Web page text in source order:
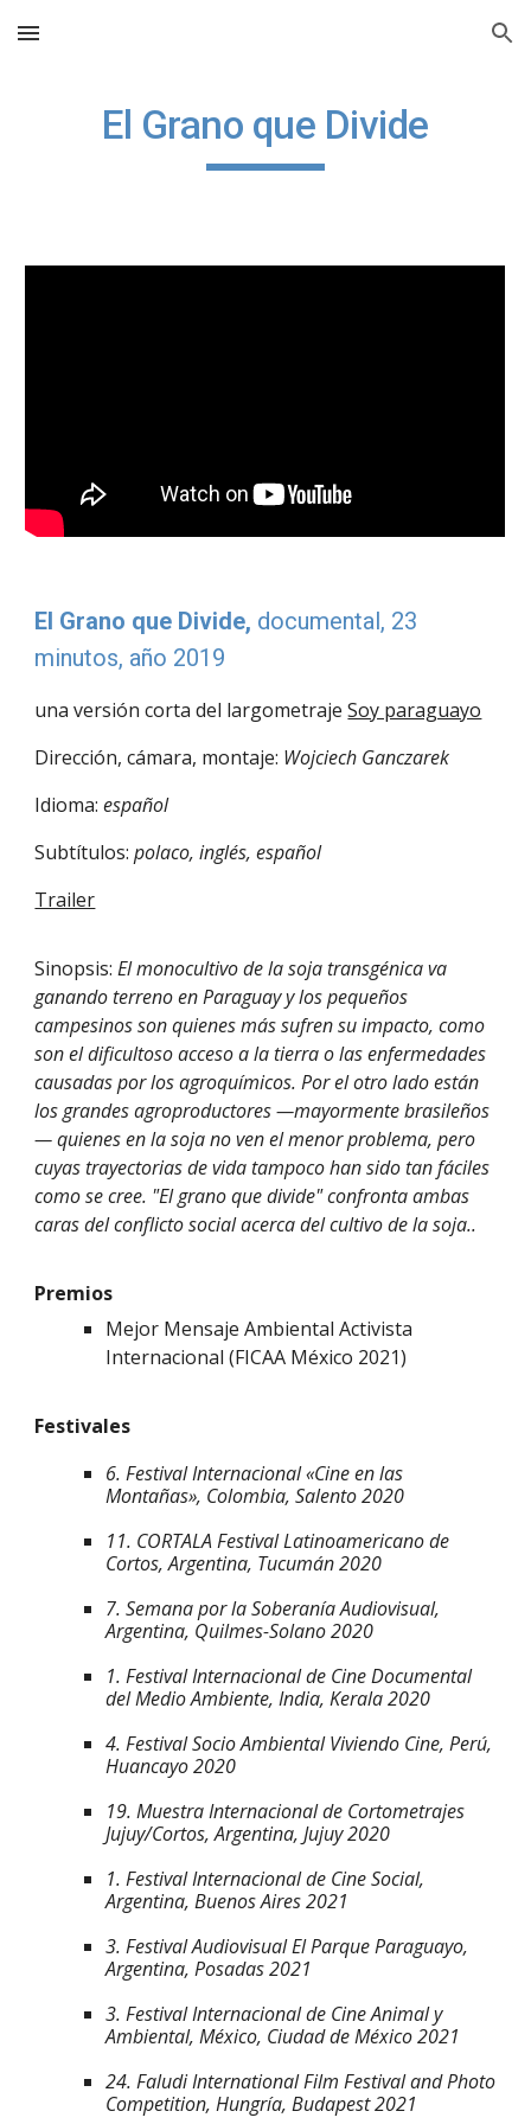
Skip to main content Skip to navigation
El Grano que Divide
El Grano que Divide, documental, 23
minutos, año 2019
una versión corta del largometrajeSoy paraguayo
Dirección, cámara, montaje: Wojciech Ganczarek
Idioma: español
Subtítulos: polaco, inglés, español
Trailer
Sinopsis:El monocultivo de la soja transgénica va
ganando terreno en Paraguay y los pequeños
campesinos son quienes más sufren su impacto, como
son el dificultoso acceso a la tierra o las enfermedades
causadas por los agroquímicos. Por el otro lado están
los grandes agroproductores —mayormente brasileños
— quienes en la soja no ven el menor problema, pero
cuyas trayectorias de vida tampoco han sido tan fáciles
como se cree. "El grano que divide" confronta ambas
caras del conflicto social acerca del cultivo de la soja..
Premios
Mejor Mensaje Ambiental Activista
Internacional (FICAA México 2021)
Festivales
6. Festival Internacional «Cine en las
Montañas», Colombia, Salento 2020
11. CORTALA Festival Latinoamericano de
Cortos, Argentina, Tucumán 2020
7. Semana por la Soberanía Audiovisual,
Argentina, Quilmes-Solano 2020
1. Festival Internacional de Cine Documental
del Medio Ambiente, India, Kerala 2020
4. Festival Socio Ambiental Viviendo Cine, Perú,
Huancayo 2020
19. Muestra Internacional de Cortometrajes
Jujuy/Cortos, Argentina, Jujuy 2020
1. Festival Internacional de Cine Social,
Argentina, Buenos Aires 2021
3. Festival Audiovisual El Parque Paraguayo,
Argentina, Posadas 2021
3. Festival Internacional de Cine Animal y
Ambiental, México, Ciudad de México 2021
24. Faludi International Film Festival and Photo
Competition, Hungría, Budapest 2021